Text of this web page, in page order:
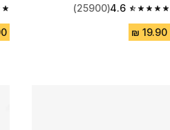
4.6
4.6 out of 5 stars from 25900 reviews
(25900)
8604 reviews